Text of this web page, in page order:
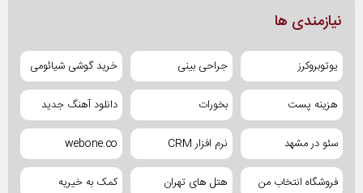
نیازمندی ها
یوتوبروکرز جراحی بینی خرید گوشی شیائومی
هزینه پست بخورات دانلود آهنگ جدید
سئو در مشهد نرم افزار CRM webone.co
فروشگاه انتخاب من هتل های تهران کمک به خیریه